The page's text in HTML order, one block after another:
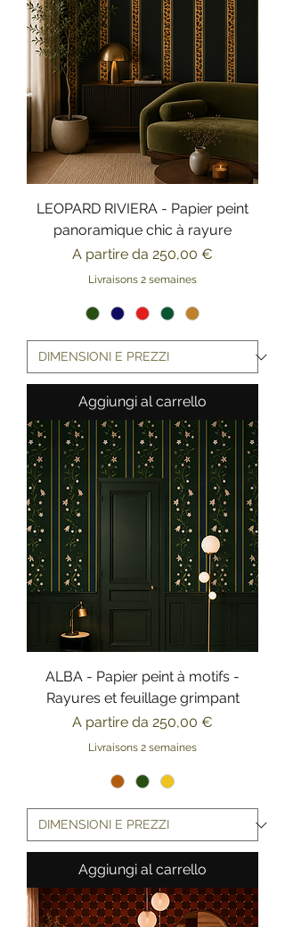
LEOPARD RIVIERA - Papier peint
panoramique chic à rayure
A partire da 250,00 €
Prezzo scontato
Livraisons 2 semaines
Aggiungi al carrello
ALBA - Papier peint à motifs -
Rayures et feuillage grimpant
A partire da 250,00 €
Prezzo scontato
Livraisons 2 semaines
Aggiungi al carrello